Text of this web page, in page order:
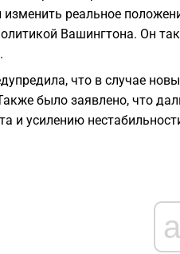
реальное
Вашингтона. Он
что в случае
было заявлено, что
и усилению